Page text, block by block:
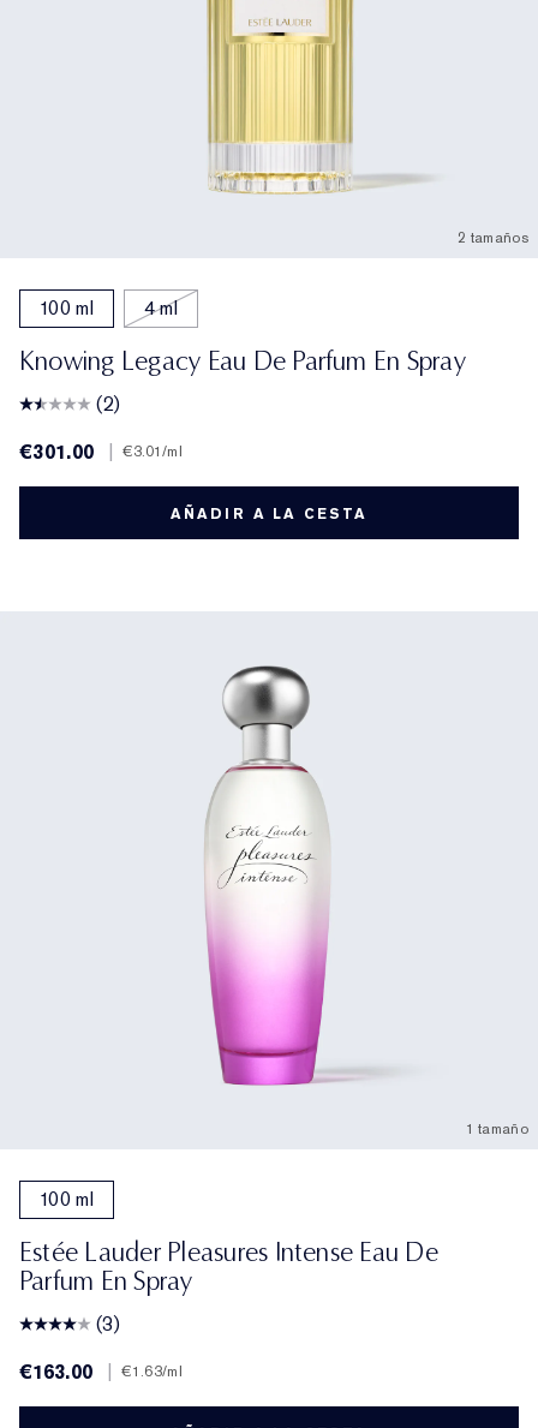
2 tamaños
100 ml 4 ml
Knowing Legacy Eau De Parfum En Spray
(2)
€301.00
€3.01/ml
AÑADIR A LA CESTA
1 tamaño
100 ml
Estée Lauder Pleasures Intense Eau De
Parfum En Spray
(3)
€163.00
€1.63/ml